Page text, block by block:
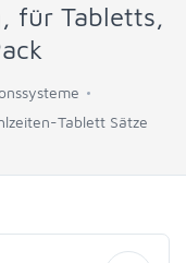
für Tabletts,
Tablett Sätze